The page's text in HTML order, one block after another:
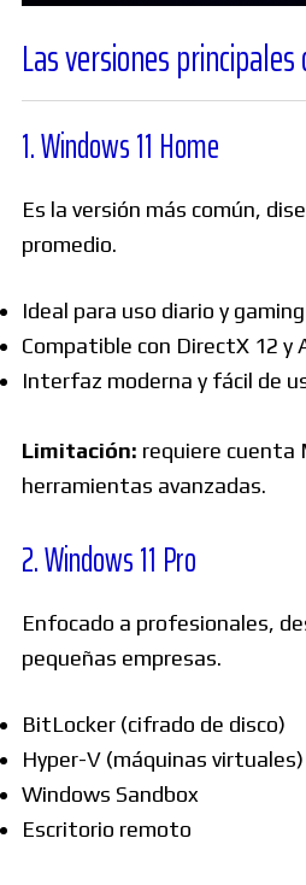
Las versiones principales
1. Windows 11 Home
Es la versión más común,
promedio.
Ideal para uso diario y gaming
Compatible con DirectX 12 y
Interfaz moderna y fácil de
Limitación: requiere cuenta
herramientas avanzadas.
2. Windows 11 Pro
Enfocado a profesionales,
pequeñas empresas.
BitLocker (cifrado de disco)
Hyper-V (máquinas virtuales)
Windows Sandbox
Escritorio remoto